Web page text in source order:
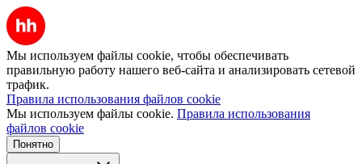
Мы используем файлы cookie, чтобы обеспечивать
правильную работу нашего веб-сайта и анализировать сетевой
трафик.
Правила использования файлов cookie
Мы используем файлы cookie. Правила использования
файлов cookie
Понятно